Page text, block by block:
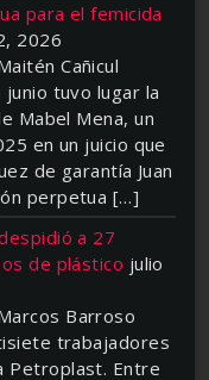
para el femicida
2026
Cañicul
tuvo lugar la
Mabel Mena, un
en un juicio que
de garantía Juan
perpetua […]
a 27
de plástico julio
Barroso
trabajadores
Petroplast. Entre